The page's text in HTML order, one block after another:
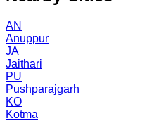
AN
Anuppur
JA
Jaithari
PU
Pushparajgarh
KO
Kotma